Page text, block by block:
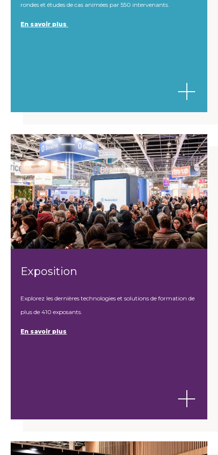
rondes et études de cas animées par 550 intervenants.
En savoir plus
Exposition
Explorez les dernières technologies et solutions de formation de
plus de 410 exposants.
En savoir plus